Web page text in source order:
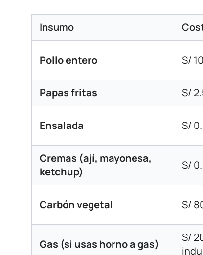
Insumo
Pollo entero S/
Papas fritas
S/
Ensalada S/
Cremas (ají, mayonesa,
ketchup)
S/
Carbón vegetal S/
Gas (si usas horno a gas)
S/